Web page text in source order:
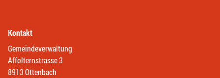
Kontakt
Gemeindeverwaltung
Affolternstrasse 3
8913 Ottenbach